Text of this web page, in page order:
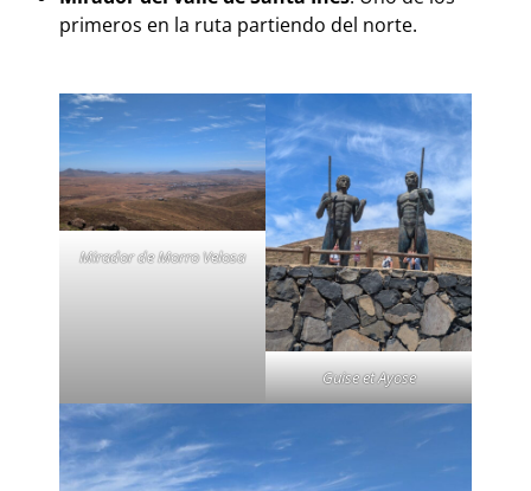
primeros en la ruta partiendo del norte.
Mirador de Morro Velosa
Guise et Ayose